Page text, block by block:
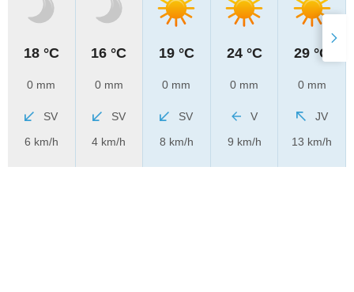
18 °C
0 mm
SV
6 km/h
16 °C
0 mm
SV
4 km/h
19 °C
0 mm
SV
8 km/h
24 °C
0 mm
V
9 km/h
29 °C
0 mm
JV
13 km/h